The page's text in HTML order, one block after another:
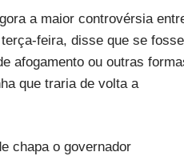
a maior controvérsia
feira, disse que se fosse
afogamento ou outras
que traria de volta a
chapa o governador